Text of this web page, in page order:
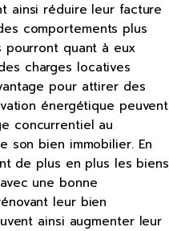
ainsi réduire leur facture
comportements plus
pourront quant à eux
charges locatives
pour attirer des
énergétique peuvent
concurrentiel au
son bien immobilier. En
de plus en plus les biens
une bonne
leur bien
ainsi augmenter leur